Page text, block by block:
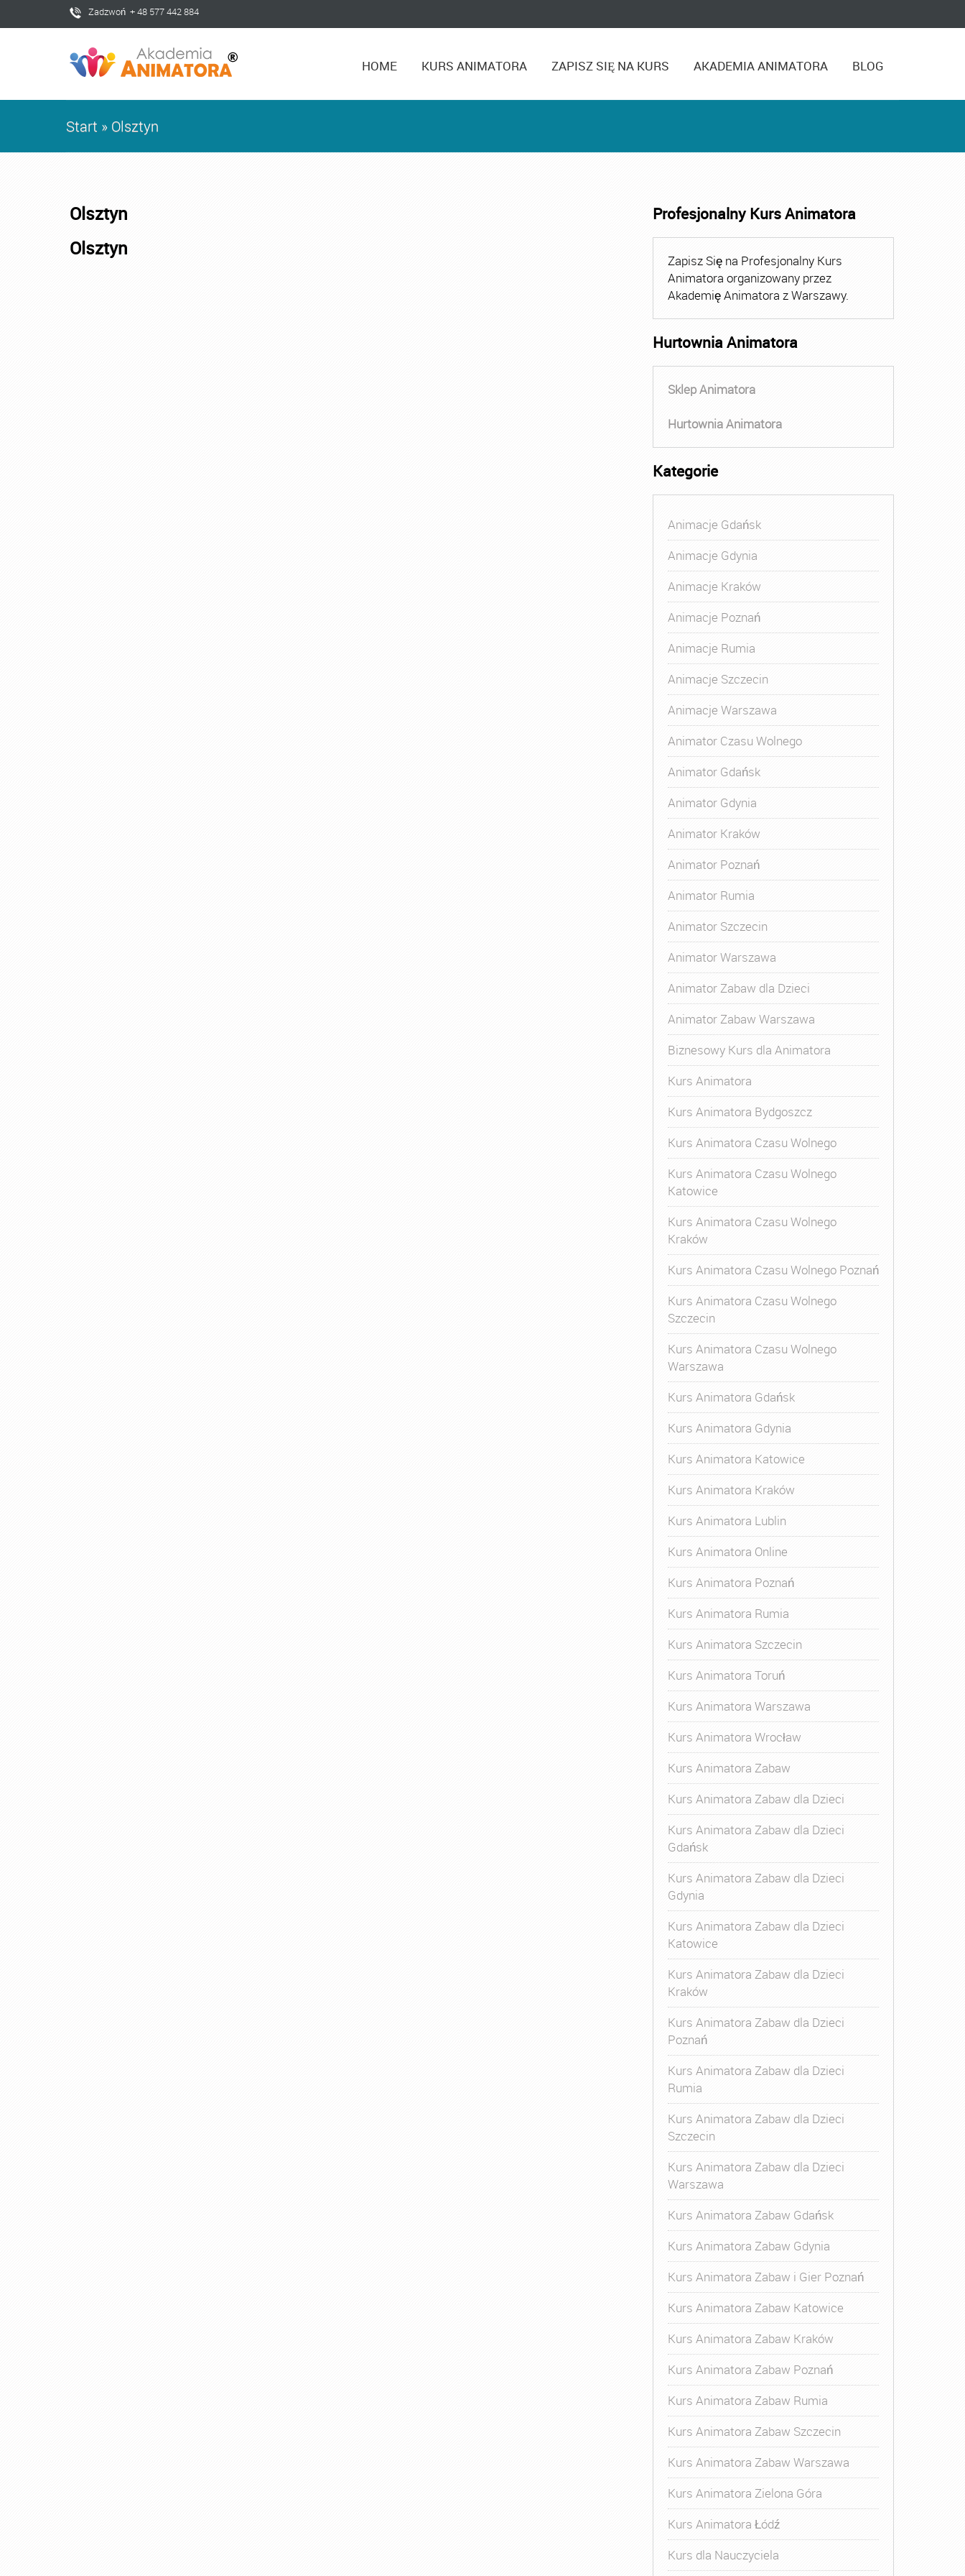
Zadzwoń + 48 577 442 884
HOME KURS ANIMATORA ZAPISZ SIĘ NA KURS AKADEMIA ANIMATORA BLOG
Start » Olsztyn
Olsztyn
Olsztyn
Profesjonalny Kurs Animatora
Zapisz Się na Profesjonalny Kurs
Animatora organizowany przez
Akademię Animatora z Warszawy.
Hurtownia Animatora
Sklep Animatora
Hurtownia Animatora
Kategorie
Animacje Gdańsk
Animacje Gdynia
Animacje Kraków
Animacje Poznań
Animacje Rumia
Animacje Szczecin
Animacje Warszawa
Animator Czasu Wolnego
Animator Gdańsk
Animator Gdynia
Animator Kraków
Animator Poznań
Animator Rumia
Animator Szczecin
Animator Warszawa
Animator Zabaw dla Dzieci
Animator Zabaw Warszawa
Biznesowy Kurs dla Animatora
Kurs Animatora
Kurs Animatora Bydgoszcz
Kurs Animatora Czasu Wolnego
Kurs Animatora Czasu Wolnego
Katowice
Kurs Animatora Czasu Wolnego
Kraków
Kurs Animatora Czasu Wolnego Poznań
Kurs Animatora Czasu Wolnego
Szczecin
Kurs Animatora Czasu Wolnego
Warszawa
Kurs Animatora Gdańsk
Kurs Animatora Gdynia
Kurs Animatora Katowice
Kurs Animatora Kraków
Kurs Animatora Lublin
Kurs Animatora Online
Kurs Animatora Poznań
Kurs Animatora Rumia
Kurs Animatora Szczecin
Kurs Animatora Toruń
Kurs Animatora Warszawa
Kurs Animatora Wrocław
Kurs Animatora Zabaw
Kurs Animatora Zabaw dla Dzieci
Kurs Animatora Zabaw dla Dzieci
Gdańsk
Kurs Animatora Zabaw dla Dzieci
Gdynia
Kurs Animatora Zabaw dla Dzieci
Katowice
Kurs Animatora Zabaw dla Dzieci
Kraków
Kurs Animatora Zabaw dla Dzieci
Poznań
Kurs Animatora Zabaw dla Dzieci
Rumia
Kurs Animatora Zabaw dla Dzieci
Szczecin
Kurs Animatora Zabaw dla Dzieci
Warszawa
Kurs Animatora Zabaw Gdańsk
Kurs Animatora Zabaw Gdynia
Kurs Animatora Zabaw i Gier Poznań
Kurs Animatora Zabaw Katowice
Kurs Animatora Zabaw Kraków
Kurs Animatora Zabaw Poznań
Kurs Animatora Zabaw Rumia
Kurs Animatora Zabaw Szczecin
Kurs Animatora Zabaw Warszawa
Kurs Animatora Zielona Góra
Kurs Animatora Łódź
Kurs dla Nauczyciela